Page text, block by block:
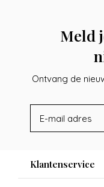
Meld
Ontvang de
Klantenservice